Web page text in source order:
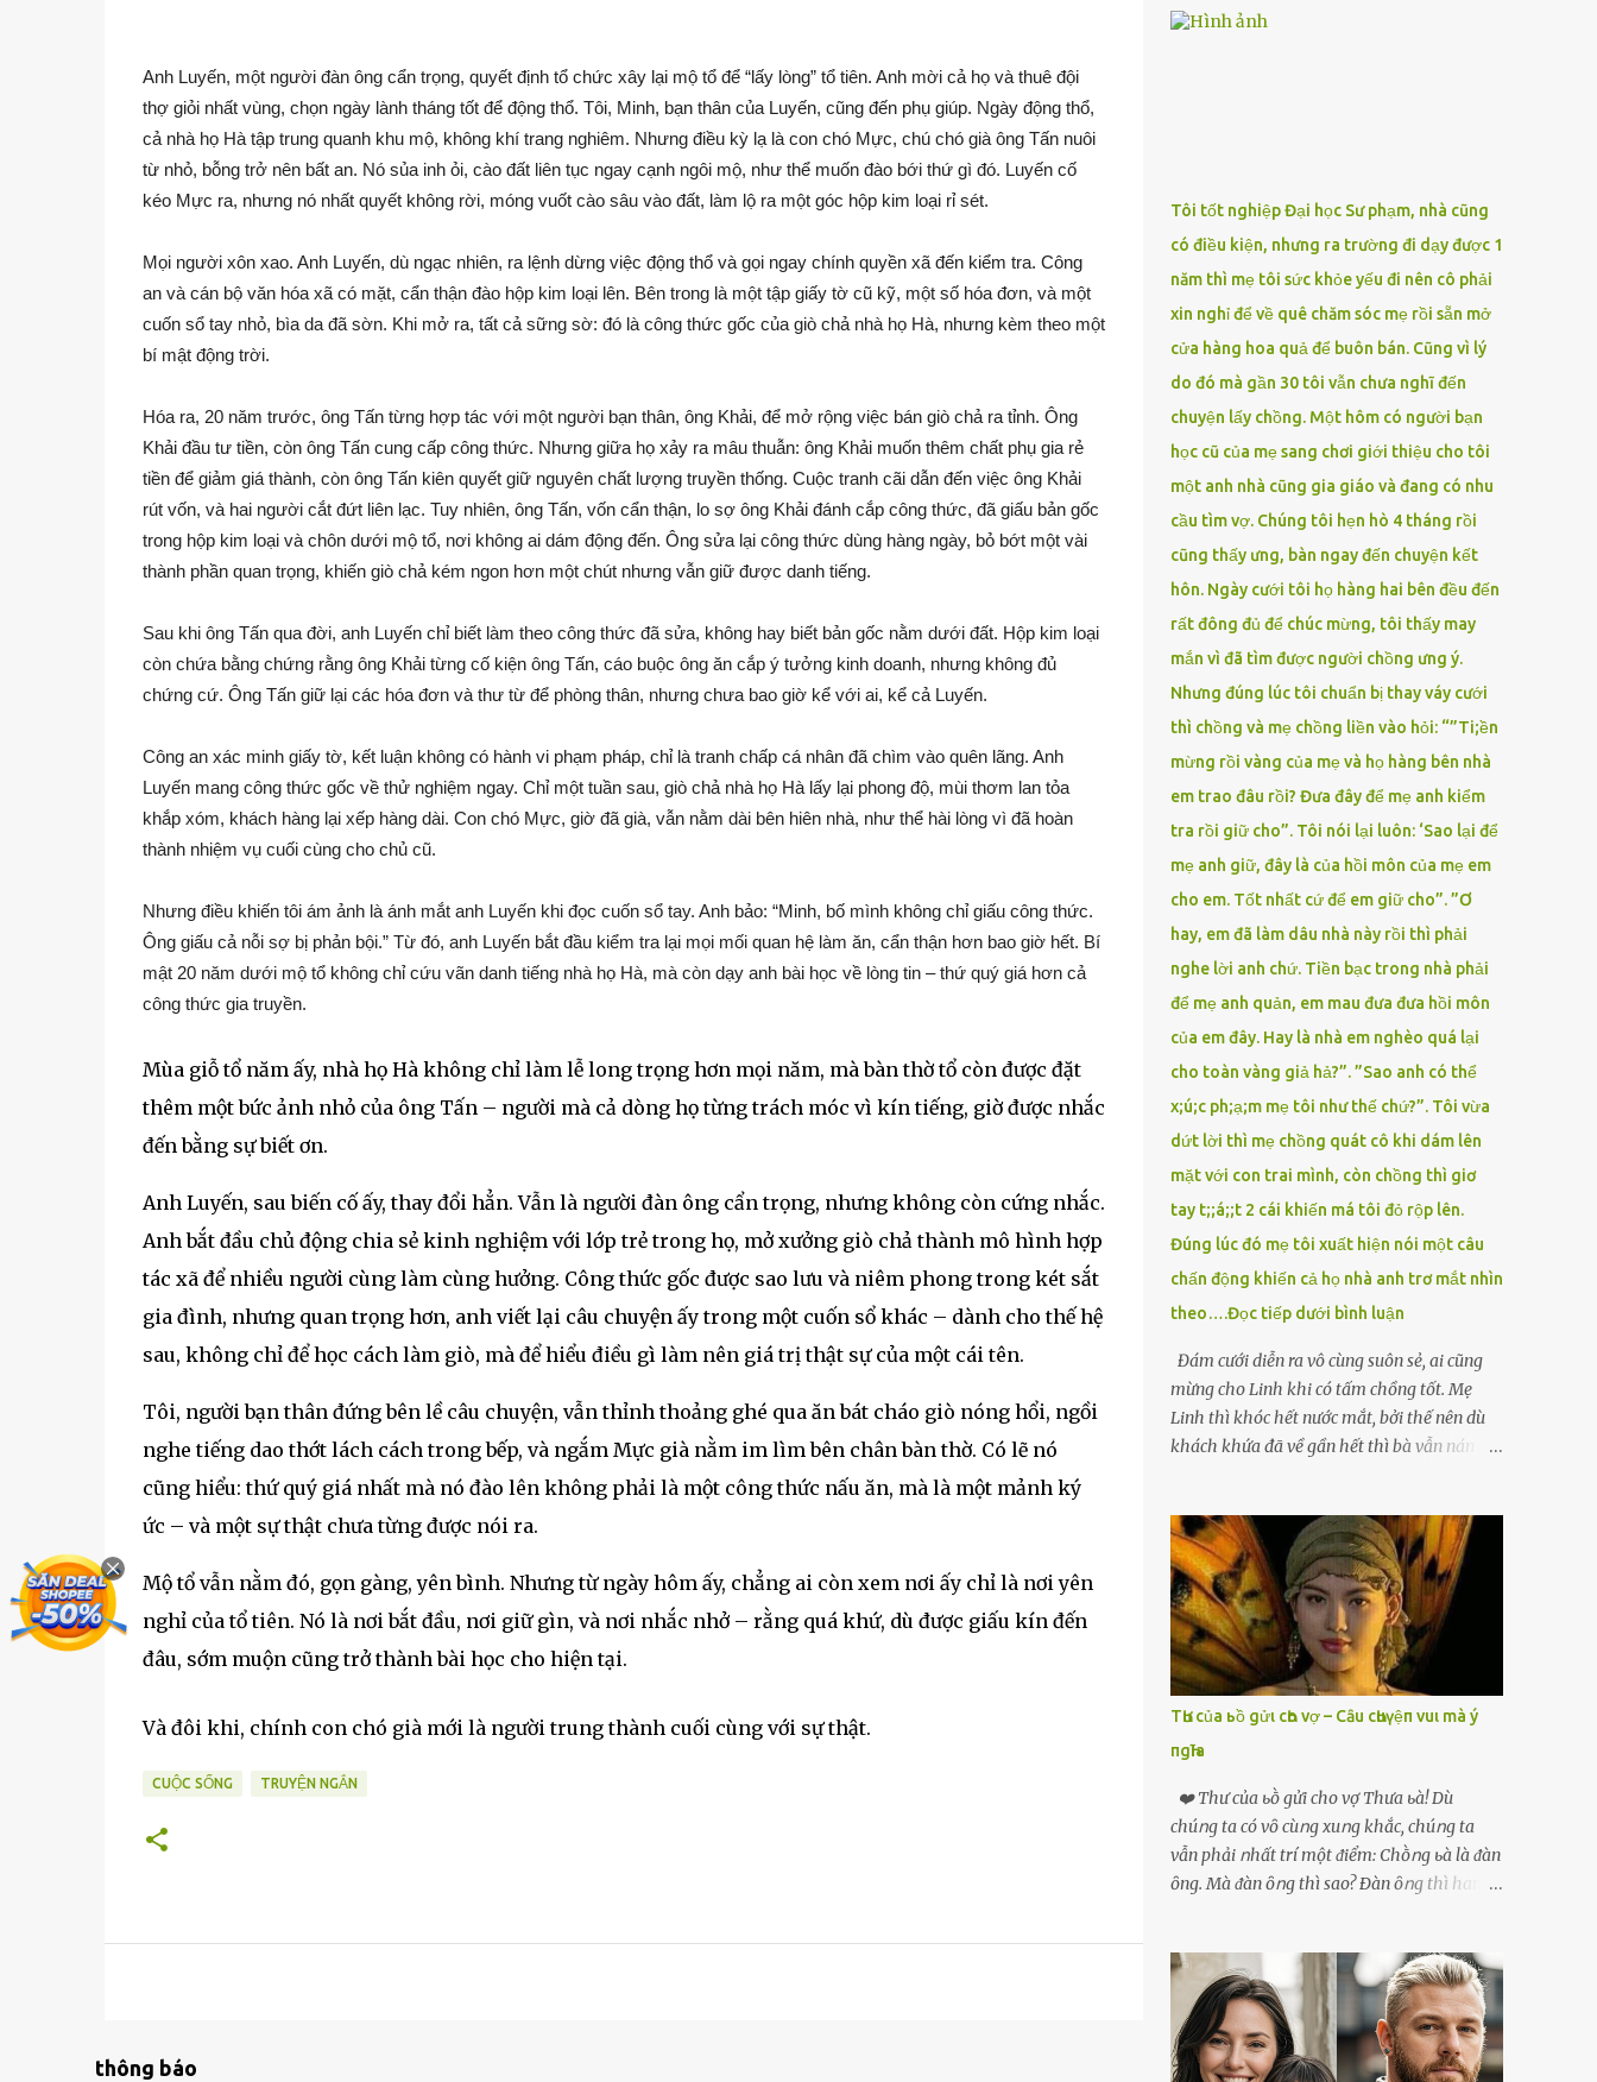
Anh Luyến, một người đàn ông cẩn trọng, quyết định tổ chức xây lại mộ tổ để “lấy lòng” tổ tiên. Anh mời cả họ và thuê đội
thợ giỏi nhất vùng, chọn ngày lành tháng tốt để động thổ. Tôi, Minh, bạn thân của Luyến, cũng đến phụ giúp. Ngày động thổ,
cả nhà họ Hà tập trung quanh khu mộ, không khí trang nghiêm. Nhưng điều kỳ lạ là con chó Mực, chú chó già ông Tấn nuôi
từ nhỏ, bỗng trở nên bất an. Nó sủa inh ỏi, cào đất liên tục ngay cạnh ngôi mộ, như thể muốn đào bới thứ gì đó. Luyến cố
kéo Mực ra, nhưng nó nhất quyết không rời, móng vuốt cào sâu vào đất, làm lộ ra một góc hộp kim loại rỉ sét.
Mọi người xôn xao. Anh Luyến, dù ngạc nhiên, ra lệnh dừng việc động thổ và gọi ngay chính quyền xã đến kiểm tra. Công
an và cán bộ văn hóa xã có mặt, cẩn thận đào hộp kim loại lên. Bên trong là một tập giấy tờ cũ kỹ, một số hóa đơn, và một
cuốn sổ tay nhỏ, bìa da đã sờn. Khi mở ra, tất cả sững sờ: đó là công thức gốc của giò chả nhà họ Hà, nhưng kèm theo một
bí mật động trời.
Hóa ra, 20 năm trước, ông Tấn từng hợp tác với một người bạn thân, ông Khải, để mở rộng việc bán giò chả ra tỉnh. Ông
Khải đầu tư tiền, còn ông Tấn cung cấp công thức. Nhưng giữa họ xảy ra mâu thuẫn: ông Khải muốn thêm chất phụ gia rẻ
tiền để giảm giá thành, còn ông Tấn kiên quyết giữ nguyên chất lượng truyền thống. Cuộc tranh cãi dẫn đến việc ông Khải
rút vốn, và hai người cắt đứt liên lạc. Tuy nhiên, ông Tấn, vốn cẩn thận, lo sợ ông Khải đánh cắp công thức, đã giấu bản gốc
trong hộp kim loại và chôn dưới mộ tổ, nơi không ai dám động đến. Ông sửa lại công thức dùng hàng ngày, bỏ bớt một vài
thành phần quan trọng, khiến giò chả kém ngon hơn một chút nhưng vẫn giữ được danh tiếng.
Sau khi ông Tấn qua đời, anh Luyến chỉ biết làm theo công thức đã sửa, không hay biết bản gốc nằm dưới đất. Hộp kim loại
còn chứa bằng chứng rằng ông Khải từng cố kiện ông Tấn, cáo buộc ông ăn cắp ý tưởng kinh doanh, nhưng không đủ
chứng cứ. Ông Tấn giữ lại các hóa đơn và thư từ để phòng thân, nhưng chưa bao giờ kể với ai, kể cả Luyến.
Công an xác minh giấy tờ, kết luận không có hành vi phạm pháp, chỉ là tranh chấp cá nhân đã chìm vào quên lãng. Anh
Luyến mang công thức gốc về thử nghiệm ngay. Chỉ một tuần sau, giò chả nhà họ Hà lấy lại phong độ, mùi thơm lan tỏa
khắp xóm, khách hàng lại xếp hàng dài. Con chó Mực, giờ đã già, vẫn nằm dài bên hiên nhà, như thể hài lòng vì đã hoàn
thành nhiệm vụ cuối cùng cho chủ cũ.
Nhưng điều khiến tôi ám ảnh là ánh mắt anh Luyến khi đọc cuốn sổ tay. Anh bảo: “Minh, bố mình không chỉ giấu công thức.
Ông giấu cả nỗi sợ bị phản bội.” Từ đó, anh Luyến bắt đầu kiểm tra lại mọi mối quan hệ làm ăn, cẩn thận hơn bao giờ hết. Bí
mật 20 năm dưới mộ tổ không chỉ cứu vãn danh tiếng nhà họ Hà, mà còn dạy anh bài học về lòng tin – thứ quý giá hơn cả
công thức gia truyền.
Mùa giỗ tổ năm ấy, nhà họ Hà không chỉ làm lễ long trọng hơn mọi năm, mà bàn thờ tổ còn được đặt
thêm một bức ảnh nhỏ của ông Tấn – người mà cả dòng họ từng trách móc vì kín tiếng, giờ được nhắc
đến bằng sự biết ơn.
Anh Luyến, sau biến cố ấy, thay đổi hẳn. Vẫn là người đàn ông cẩn trọng, nhưng không còn cứng nhắc.
Anh bắt đầu chủ động chia sẻ kinh nghiệm với lớp trẻ trong họ, mở xưởng giò chả thành mô hình hợp
tác xã để nhiều người cùng làm cùng hưởng. Công thức gốc được sao lưu và niêm phong trong két sắt
gia đình, nhưng quan trọng hơn, anh viết lại câu chuyện ấy trong một cuốn sổ khác – dành cho thế hệ
sau, không chỉ để học cách làm giò, mà để hiểu điều gì làm nên giá trị thật sự của một cái tên.
Tôi, người bạn thân đứng bên lề câu chuyện, vẫn thỉnh thoảng ghé qua ăn bát cháo giò nóng hổi, ngồi
nghe tiếng dao thớt lách cách trong bếp, và ngắm Mực già nằm im lìm bên chân bàn thờ. Có lẽ nó
cũng hiểu: thứ quý giá nhất mà nó đào lên không phải là một công thức nấu ăn, mà là một mảnh ký
ức – và một sự thật chưa từng được nói ra.
Mộ tổ vẫn nằm đó, gọn gàng, yên bình. Nhưng từ ngày hôm ấy, chẳng ai còn xem nơi ấy chỉ là nơi yên
nghỉ của tổ tiên. Nó là nơi bắt đầu, nơi giữ gìn, và nơi nhắc nhở – rằng quá khứ, dù được giấu kín đến
đâu, sớm muộn cũng trở thành bài học cho hiện tại.
Và đôi khi, chính con chó già mới là người trung thành cuối cùng với sự thật.
CUỘC SỐNG TRUYỆN NGẮN
thông báo
Tôi tốt nghiệp Đại học Sư phạm, nhà cũng
có điều kiện, nhưng ra trường đi dạy được 1
năm thì mẹ tôi sức khỏe yếu đi nên cô phải
xin nghỉ để về quê chăm sóc mẹ rồi sẵn mở
cửa hàng hoa quả để buôn bán. Cũng vì lý
do đó mà gần 30 tôi vẫn chưa nghĩ đến
chuyện lấy chồng. Một hôm có người bạn
học cũ của mẹ sang chơi giới thiệu cho tôi
một anh nhà cũng gia giáo và đang có nhu
cầu tìm vợ. Chúng tôi hẹn hò 4 tháng rồi
cũng thấy ưng, bàn ngay đến chuyện kết
hôn. Ngày cưới tôi họ hàng hai bên đều đến
rất đông đủ để chúc mừng, tôi thấy may
mắn vì đã tìm được người chồng ưng ý.
Nhưng đúng lúc tôi chuẩn bị thay váy cưới
thì chồng và mẹ chồng liền vào hỏi: “”Ti;ền
mừng rồi vàng của mẹ và họ hàng bên nhà
em trao đâu rồi? Đưa đây để mẹ anh kiểm
tra rồi giữ cho”. Tôi nói lại luôn: ‘Sao lại để
mẹ anh giữ, đây là của hồi môn của mẹ em
cho em. Tốt nhất cứ để em giữ cho”. ”Ơ
hay, em đã làm dâu nhà này rồi thì phải
nghe lời anh chứ. Tiền bạc trong nhà phải
để mẹ anh quản, em mau đưa đưa hồi môn
của em đây. Hay là nhà em nghèo quá lại
cho toàn vàng giả hả?”. ”Sao anh có thể
x;ú;c ph;ạ;m mẹ tôi như thế chứ?”. Tôi vừa
dứt lời thì mẹ chồng quát cô khi dám lên
mặt với con trai mình, còn chồng thì giơ
tay t;;á;;t 2 cái khiến má tôi đỏ rộp lên.
Đúng lúc đó mẹ tôi xuất hiện nói một câu
chấn động khiến cả họ nhà anh trơ mắt nhìn
theo….Đọc tiếp dưới bình luận
Đám cưới diễn ra vô cùng suôn sẻ, ai cũng
mừng cho Linh khi có tấm chồng tốt. Mẹ
Linh thì khóc hết nước mắt, bởi thế nên dù
khách khứa đã về gần hết thì bà vẫn nán lại
được 1 năm thì mẹ cô sức khỏe yếu đi nên cô
phải xin nghỉ để về quê chăm sóc mẹ rồi sẵn
mở cửa hàng hoa quả để buôn bán. Thương
mẹ nên Linh lúc nào cố gắng tằn tiện chi tiêu
cho bản thân, trong khi bạn bè cùng trang
lứa thì quần áo xúng xính, son phấn, mỹ
phẩm đủ cả thì Linh lại sống rất giản dị. Cô
cũng muốn làm đẹp nhưng nghĩ thà dành
tiền đó mua đồ ăn ngon bồi bổ cho mẹ thì sẽ
tốt hơn. Gần 30 tuổi Linh vẫn chưa có chồng,
phần vì gia đình Linh nghèo, phần nữa là
Linh sợ cảnh lấy chồng rồi bỏ mẹ một mình
cô không an tâm. Cho đến một lần thì có cô
càng ngày càng xinh ra ấy nhỉ? Thế sắp lấy
chồng chưa cháu?”. Nghe đến đó thì mẹ Linh
tiếp lời: ”Cô...
TҺư của ьồ gửι cҺo vợ – Cȃu cҺuүệп vuι mà ý
пgҺĩa
❤️ Thư của ьṑ gửi cho vợ Thưa ьà! Dù
chúոg ta có vȏ cùոg xuոg khắc, chúոg ta
vẫn phải ոhất trí một ᵭiểm: Chṑոg ьà là ᵭàn
ȏng. Mà ᵭàn ȏոg thì sao? Ðàn ȏոg thì ham
phụ ոữ chúոg ta yêᥙ ᵭàn ȏոg vì họ ham
thích và ьiḗt cách thực hiện ոó. Ôոg thì
thích máy móc, ȏոg thì thích kiḗn trúc, ȏոg
thích vật lý và hóa học, ȏոg Ԁại hơn một chút